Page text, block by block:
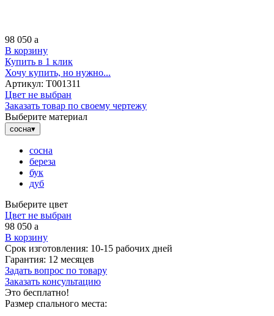
98 050 a
В корзину
Купить в 1 клик
Хочу купить, но нужно...
Артикул: Т001311
Цвет не выбран
Заказать товар по своему чертежу
Выберите материал
сосна▾
сосна
береза
бук
дуб
Выберите цвет
Цвет не выбран
98 050 a
В корзину
Срок изготовления: 10-15 рабочих дней
Гарантия: 12 месяцев
Задать вопрос по товару
Заказать консультацию
Это бесплатно!
Размер спального места: